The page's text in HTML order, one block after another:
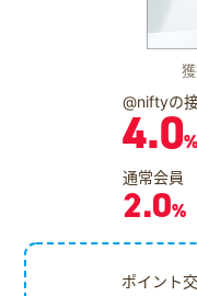
@niftyの
4.0%
通常会員
2.0%
ポイント